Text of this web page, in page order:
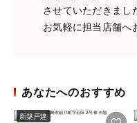
させていただきまし
お気軽に担当店舗へ
あなたへのおすすめ
新築戸建